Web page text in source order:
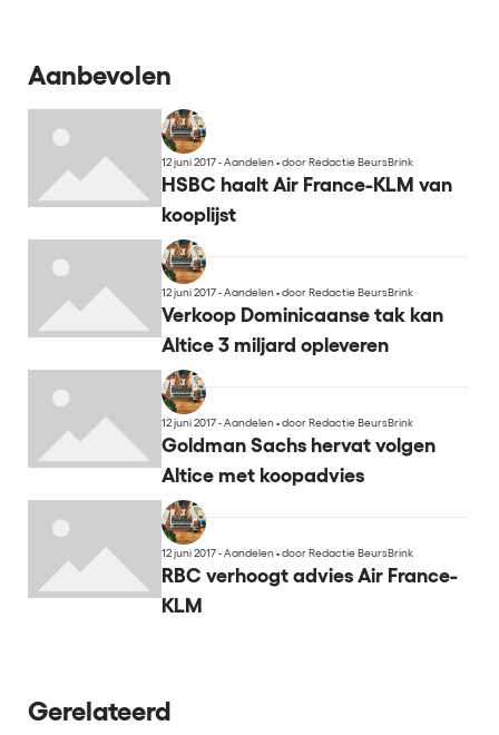
Aanbevolen
12 juni 2017 - Aandelen•door Redactie BeursBrink
HSBC haalt Air France-KLM van
kooplijst
12 juni 2017 - Aandelen•door Redactie BeursBrink
Verkoop Dominicaanse tak kan
Altice 3 miljard opleveren
12 juni 2017 - Aandelen•door Redactie BeursBrink
Goldman Sachs hervat volgen
Altice met koopadvies
12 juni 2017 - Aandelen•door Redactie BeursBrink
RBC verhoogt advies Air France-
KLM
Gerelateerd